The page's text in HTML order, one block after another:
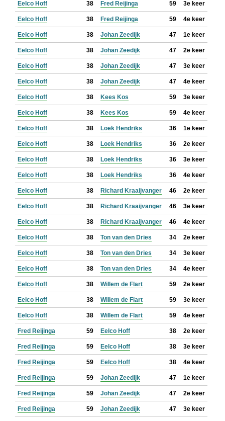
Eelco Hoff 38 Fred Reijinga 59 3e keer
Eelco Hoff 38 Fred Reijinga 59 4e keer
Eelco Hoff 38 Johan Zeedijk 47 1e keer
Eelco Hoff 38 Johan Zeedijk 47 2e keer
Eelco Hoff 38 Johan Zeedijk 47 3e keer
Eelco Hoff 38 Johan Zeedijk 47 4e keer
Eelco Hoff 38 Kees Kos 59 3e keer
Eelco Hoff 38 Kees Kos 59 4e keer
Eelco Hoff 38 Loek Hendriks 36 1e keer
Eelco Hoff 38 Loek Hendriks 36 2e keer
Eelco Hoff 38 Loek Hendriks 36 3e keer
Eelco Hoff 38 Loek Hendriks 36 4e keer
Eelco Hoff 38 Richard Kraaijvanger 46 2e keer
Eelco Hoff 38 Richard Kraaijvanger 46 3e keer
Eelco Hoff 38 Richard Kraaijvanger 46 4e keer
Eelco Hoff 38 Ton van den Dries 34 2e keer
Eelco Hoff 38 Ton van den Dries 34 3e keer
Eelco Hoff 38 Ton van den Dries 34 4e keer
Eelco Hoff 38 Willem de Flart 59 2e keer
Eelco Hoff 38 Willem de Flart 59 3e keer
Eelco Hoff 38 Willem de Flart 59 4e keer
Fred Reijinga 59 Eelco Hoff 38 2e keer
Fred Reijinga 59 Eelco Hoff 38 3e keer
Fred Reijinga 59 Eelco Hoff 38 4e keer
Fred Reijinga 59 Johan Zeedijk 47 1e keer
Fred Reijinga 59 Johan Zeedijk 47 2e keer
Fred Reijinga 59 Johan Zeedijk 47 3e keer